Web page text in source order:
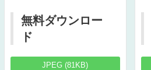
無料ダウンロー
ド
JPEG (81KB)